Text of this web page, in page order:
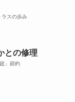
ラスの歩み
との修理
超」節約